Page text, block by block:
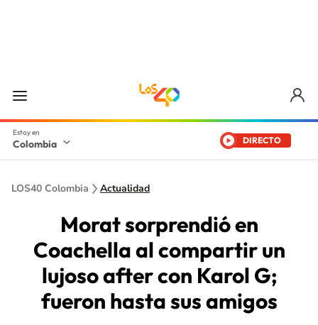
Colombia DIRECTO
LOS40 Colombia Actualidad
Morat sorprendió en
Coachella al compartir un
lujoso after con Karol G;
fueron hasta sus amigos